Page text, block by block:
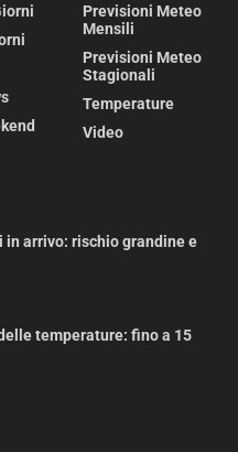
Previsioni Meteo
Mensili
Previsioni Meteo
Stagionali
Temperature
Video
in arrivo: rischio grandine e
temperature: fino a 15